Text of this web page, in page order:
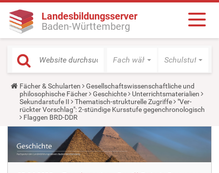
Landesbildungsserver
Baden-Württemberg
Fach wählen Schulstufe
Y
o
u
a
r
e
r
e
:
Fächer & Schularten
Gesellschaftswissenschaftliche und
philosophische Fächer
Geschichte
Unterrichtsmaterialien
Sekundarstufe II
Thematisch-strukturelle Zugriffe
"Ver-
rückter Vorschlag": 2-stündige Kursstufe gegenchronologisch
Flaggen BRD-DDR